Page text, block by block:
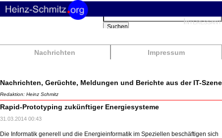
Nachrichten Impressum
Suchbegriffe
Suchen
Nachrichten, Gerüchte, Meldungen und Berichte aus der IT-Szene
Redaktion: Heinz Schmitz
Rapid-Prototyping zukünftiger Energiesysteme
31.03.2014 00:43
Die Informatik generell und die Energieinformatik im Speziellen beschäftigen sich